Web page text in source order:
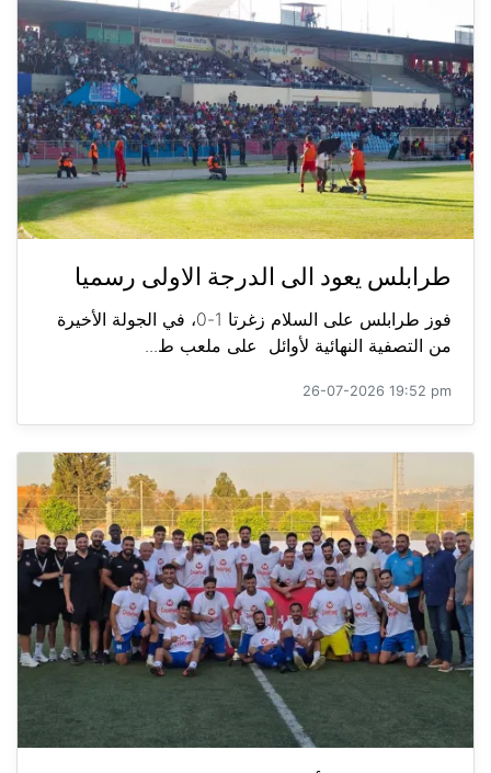
طرابلس يعود الى الدرجة الاولى رسميا
فوز طرابلس على السلام زغرتا 1-0، في الجولة الأخيرة
من التصفية النهائية لأوائل على ملعب ط...
26-07-2026 19:52 pm